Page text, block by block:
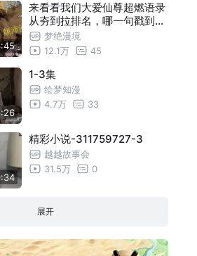
来看看我们大爱仙尊超燃语录
从夯到拉排名，哪一句戳到你
的心尖上了
梦绝漫境
12.1万
45
1-3集
绘梦知漫
4.7万
33
精彩小说-311759727-3
越越故事会
31.5万
0
展开